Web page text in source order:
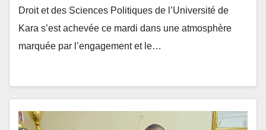
Droit et des Sciences Politiques de l’Université de
Kara s’est achevée ce mardi dans une atmosphère
marquée par l’engagement et le…